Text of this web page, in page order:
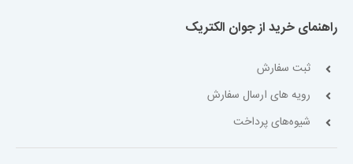
راهنمای خرید از جوان الکتریک
ثبت سفارش
رویه های ارسال سفارش
شیوه‌های پرداخت